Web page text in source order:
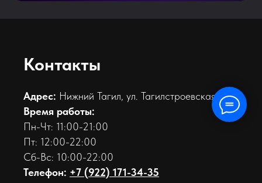
Контакты
Адрес: Нижний Тагил, ул. Тагилстроевская 6В
Время работы:
Пн-Чт: 11:00-21:00
Пт: 12:00-22:00
Сб-Вс: 10:00-22:00
Телефон: +7 (922) 171-34-35